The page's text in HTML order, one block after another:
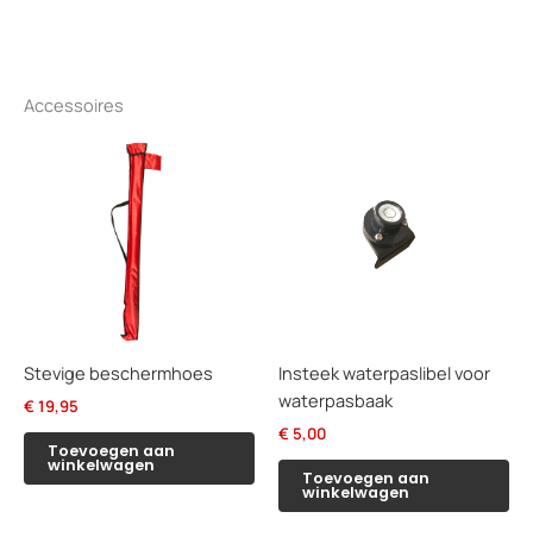
Accessoires
Stevige beschermhoes
€ 19,95
Toevoegen aan
winkelwagen
Insteek waterpaslibel voor
waterpasbaak
€ 5,00
Toevoegen aan
winkelwagen